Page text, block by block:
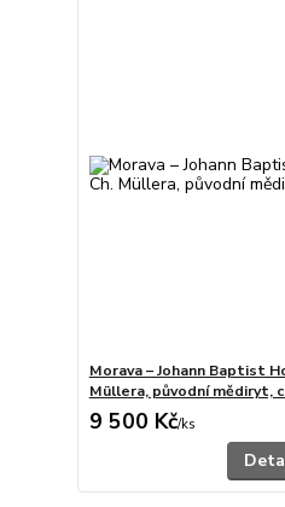
Morava – Johann Baptist
Müllera, původní mědiryt,
9 500 Kč/ks